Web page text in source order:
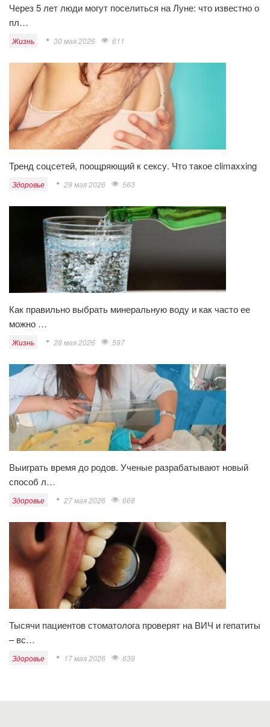
Через 5 лет люди могут поселиться на Луне: что известно о
пл…
Жизнь 30 мая 2026 611
Тренд соцсетей, поощряющий к сексу. Что такое climaxxing
Здоровье 29 мая 2026 563
Как правильно выбрать минеральную воду и как часто ее
можно …
Жизнь 28 мая 2026 597
Выиграть время до родов. Ученые разрабатывают новый
способ л…
Здоровье 27 мая 2026 668
Тысячи пациентов стоматолога проверят на ВИЧ и гепатиты
– вс…
Здоровье 17 мая 2026 639